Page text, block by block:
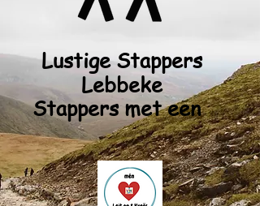
Lustige Stappers
Lebbeke
Stappers met een